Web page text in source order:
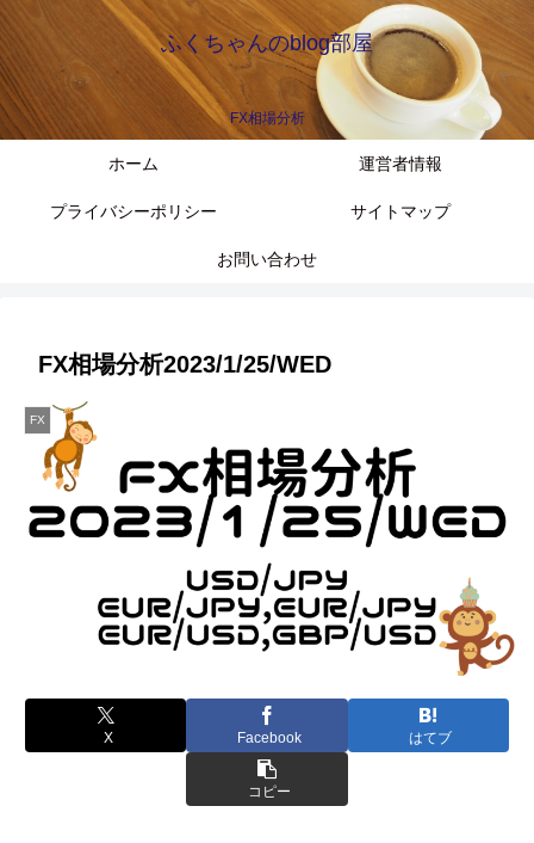
ふくちゃんのblog部屋
FX相場分析
ホーム 運営者情報
プライバシーポリシー サイトマップ
お問い合わせ
FX相場分析2023/1/25/WED
FX
X Facebook はてブ
コピー